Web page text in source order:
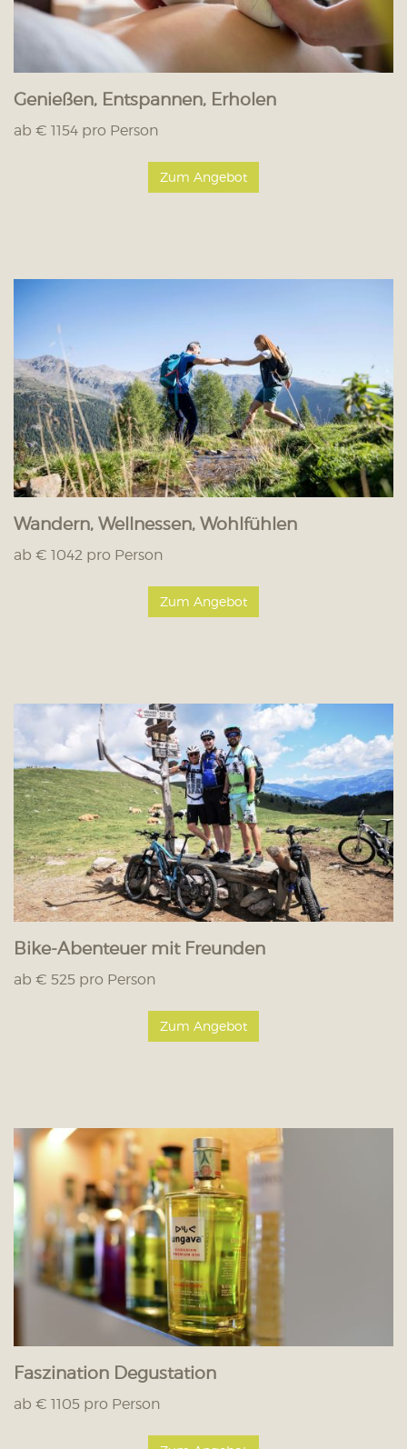
Genießen, Entspannen, Erholen
ab € 1154 pro Person
Zum Angebot
Wandern, Wellnessen, Wohlfühlen
ab € 1042 pro Person
Zum Angebot
Bike-Abenteuer mit Freunden
ab € 525 pro Person
Zum Angebot
Faszination Degustation
ab € 1105 pro Person